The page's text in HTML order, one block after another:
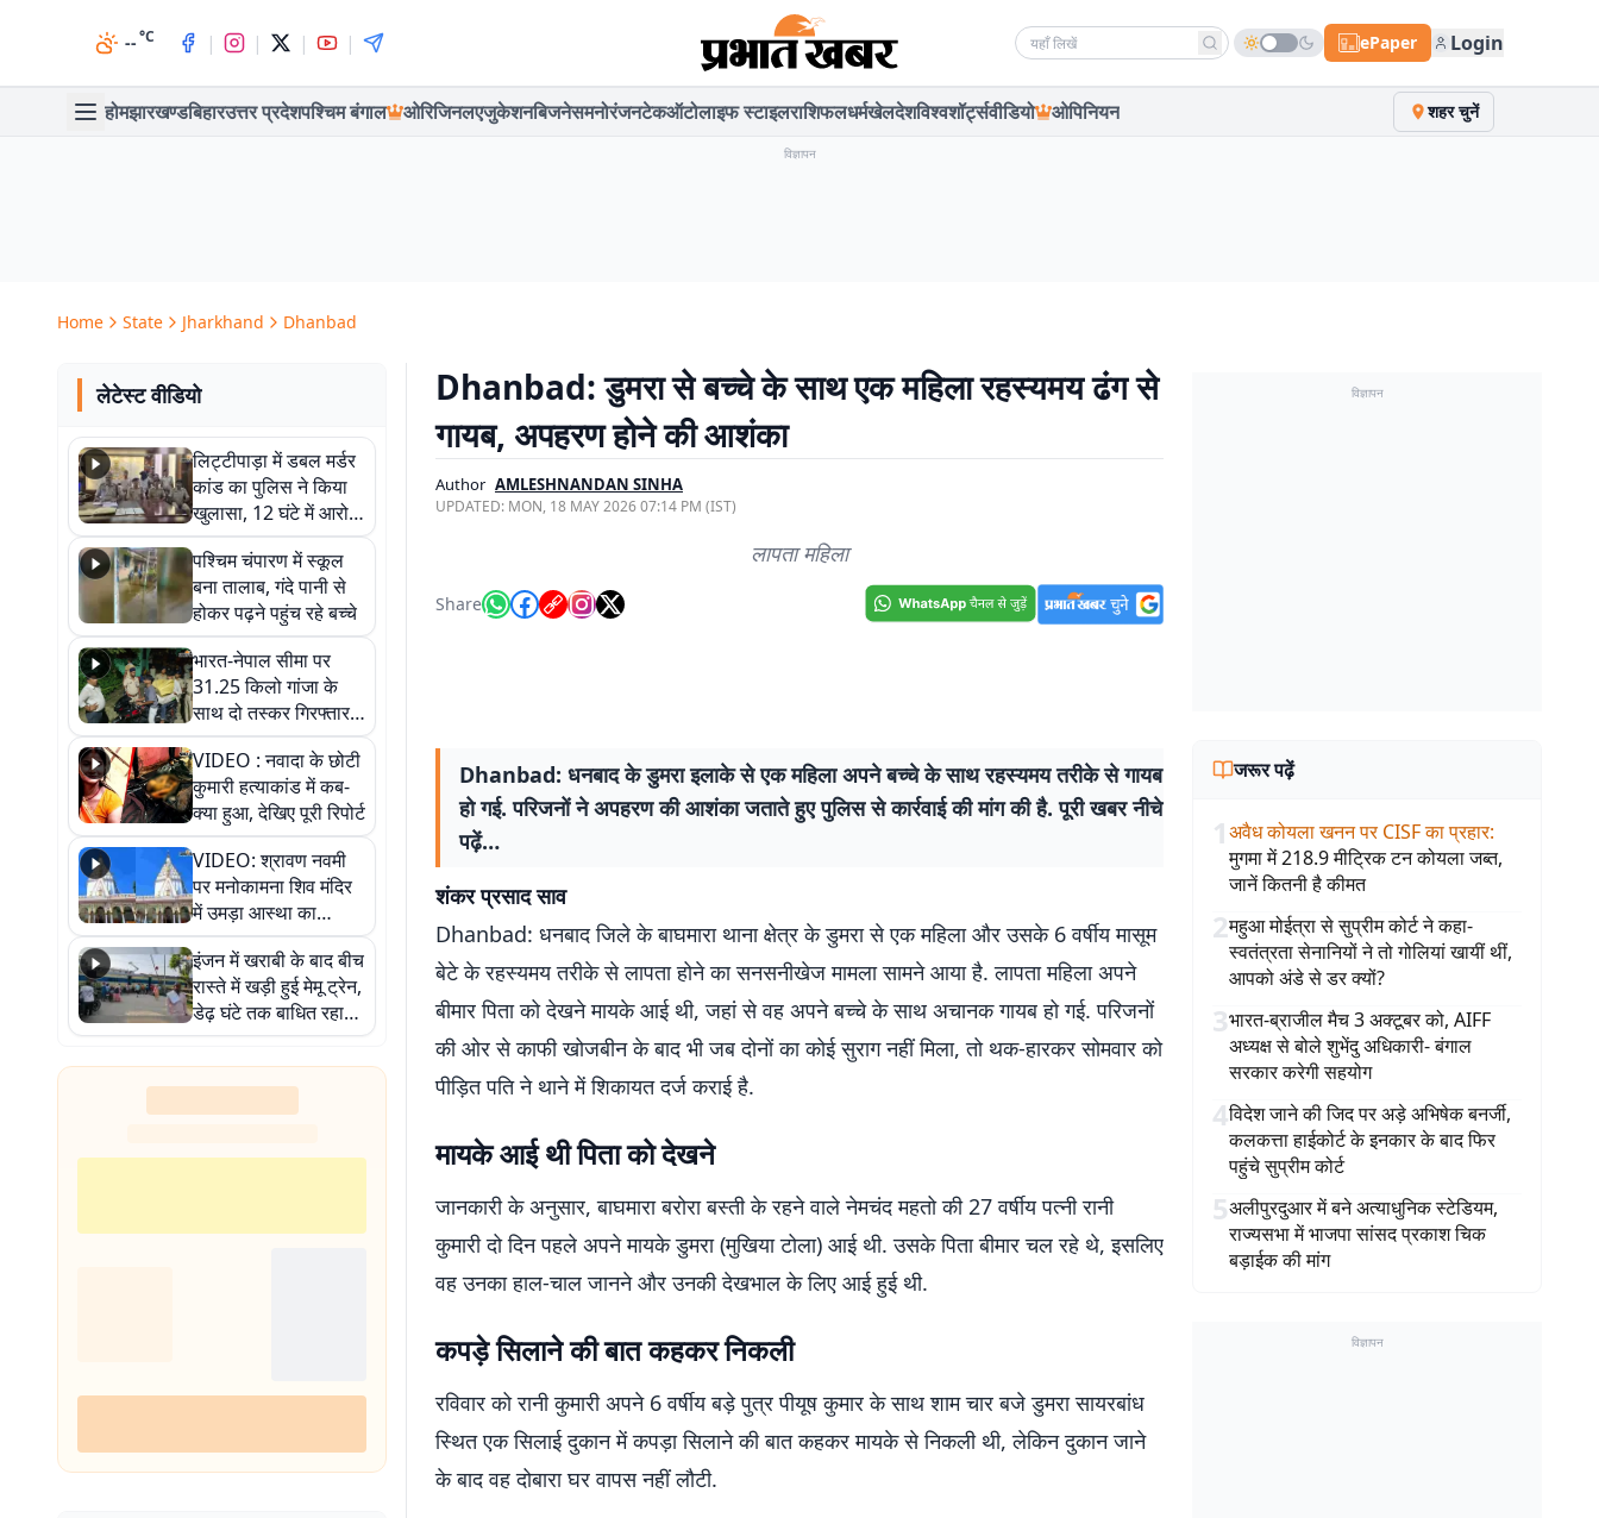
--°C | | | | Search news ePaper Login
होमझारखण्डबिहारउत्तर प्रदेशपश्चिम बंगाल ओरिजिनलएजुकेशनबिजनेसमनोरंजनटेकऑटोलाइफ स्टाइलराशिफलधर्मखेलदेशविश्वशॉर्ट्सवीडियो ओपिनियन शहर चुनें
विज्ञापन
Home State Jharkhand Dhanbad
लेटेस्ट वीडियो
लिट्टीपाड़ा में डबल मर्डर
कांड का पुलिस ने किया
खुलासा, 12 घंटे में आरोपी
गिरफ्तार
पश्चिम चंपारण में स्कूल
बना तालाब, गंदे पानी से
होकर पढ़ने पहुंच रहे बच्चे
भारत-नेपाल सीमा पर
31.25 किलो गांजा के
साथ दो तस्कर गिरफ्तार,
नेपाली नंबर की बाइक
जब्त
VIDEO : नवादा के छोटी
कुमारी हत्याकांड में कब-
क्या हुआ, देखिए पूरी रिपोर्ट
VIDEO: श्रावण नवमी
पर मनोकामना शिव मंदिर
में उमड़ा आस्था का
सैलाब, हर-हर महादेव के
जयघोष से गूंजा परिसर
इंजन में खराबी के बाद बीच
रास्ते में खड़ी हुई मेमू ट्रेन,
डेढ़ घंटे तक बाधित रहा
आवागमन
Dhanbad: डुमरा से बच्चे के साथ एक महिला रहस्यमय ढंग से
गायब, अपहरण होने की आशंका
Author AMLESHNANDAN SINHA
UPDATED: MON, 18 MAY 2026 07:14 PM (IST)
लापता महिला
Share
Dhanbad: धनबाद के डुमरा इलाके से एक महिला अपने बच्चे के साथ रहस्यमय तरीके से गायब
हो गई. परिजनों ने अपहरण की आशंका जताते हुए पुलिस से कार्रवाई की मांग की है. पूरी खबर नीचे
पढ़ें…
शंकर प्रसाद साव
Dhanbad: धनबाद जिले के बाघमारा थाना क्षेत्र के डुमरा से एक महिला और उसके 6 वर्षीय मासूम
बेटे के रहस्यमय तरीके से लापता होने का सनसनीखेज मामला सामने आया है. लापता महिला अपने
बीमार पिता को देखने मायके आई थी, जहां से वह अपने बच्चे के साथ अचानक गायब हो गई. परिजनों
की ओर से काफी खोजबीन के बाद भी जब दोनों का कोई सुराग नहीं मिला, तो थक-हारकर सोमवार को
पीड़ित पति ने थाने में शिकायत दर्ज कराई है.
​मायके आई थी पिता को देखने
​जानकारी के अनुसार, बाघमारा बरोरा बस्ती के रहने वाले नेमचंद महतो की 27 वर्षीय पत्नी रानी
कुमारी दो दिन पहले अपने मायके डुमरा (मुखिया टोला) आई थी. उसके पिता बीमार चल रहे थे, इसलिए
वह उनका हाल-चाल जानने और उनकी देखभाल के लिए आई हुई थी.
​कपड़े सिलाने की बात कहकर निकली
​रविवार को रानी कुमारी अपने 6 वर्षीय बड़े पुत्र पीयूष कुमार के साथ शाम चार बजे डुमरा सायरबांध
स्थित एक सिलाई दुकान में कपड़ा सिलाने की बात कहकर मायके से निकली थी, लेकिन दुकान जाने
के बाद वह दोबारा घर वापस नहीं लौटी.
विज्ञापन
जरूर पढ़ें
1अवैध कोयला खनन पर CISF का प्रहार:
मुगमा में 218.9 मीट्रिक टन कोयला जब्त,
जानें कितनी है कीमत
2महुआ मोईत्रा से सुप्रीम कोर्ट ने कहा-
स्वतंत्रता सेनानियों ने तो गोलियां खायीं थीं,
आपको अंडे से डर क्यों?
3भारत-ब्राजील मैच 3 अक्टूबर को, AIFF
अध्यक्ष से बोले शुभेंदु अधिकारी- बंगाल
सरकार करेगी सहयोग
4विदेश जाने की जिद पर अड़े अभिषेक बनर्जी,
कलकत्ता हाईकोर्ट के इनकार के बाद फिर
पहुंचे सुप्रीम कोर्ट
5अलीपुरदुआर में बने अत्याधुनिक स्टेडियम,
राज्यसभा में भाजपा सांसद प्रकाश चिक
बड़ाईक की मांग
विज्ञापन